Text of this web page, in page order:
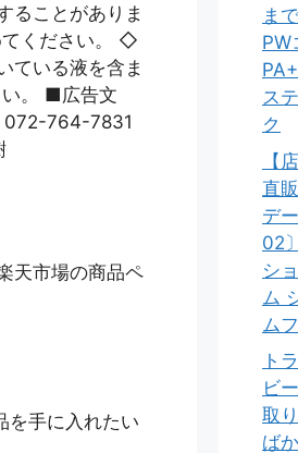
ることがありま
てください。 ◇
ている液を含ま
い。 ■広告文
072-764-7831
天市場の商品ペ
を手に入れたい
ま
PW
ス
ク
【
直
デ
02
シ
ム
ム
ト
ビ
取
ば